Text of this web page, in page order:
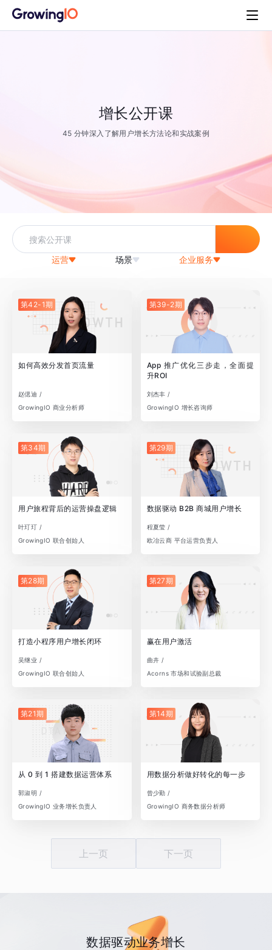
增长公开课
45 分钟深入了解用户增长方法论和实战案例
运营 场景 企业服务
第42-1期
如何高效分发首页流量
赵偲迪 /
GrowingIO 商业分析师
第39-2期
App 推广优化三步走，全面提
升ROI
刘杰丰 /
GrowingIO 增长咨询师
第34期
用户旅程背后的运营操盘逻辑
叶玎玎 /
GrowingIO 联合创始人
第29期
数据驱动 B2B 商城用户增长
程夏莹 /
欧冶云商 平台运营负责人
第28期
打造小程序用户增长闭环
吴继业 /
GrowingIO 联合创始人
第27期
赢在用户激活
曲卉 /
Acorns 市场和试验副总裁
第21期
从 0 到 1 搭建数据运营体系
郭淑明 /
GrowingIO 业务增长负责人
第14期
用数据分析做好转化的每一步
曾少勤 /
GrowingIO 商务数据分析师
上一页 下一页
数据驱动业务增长